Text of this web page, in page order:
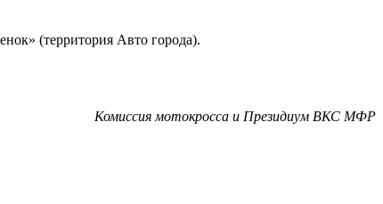
(территория Авто города).
Комиссия мотокросса и Президиум ВКС МФР